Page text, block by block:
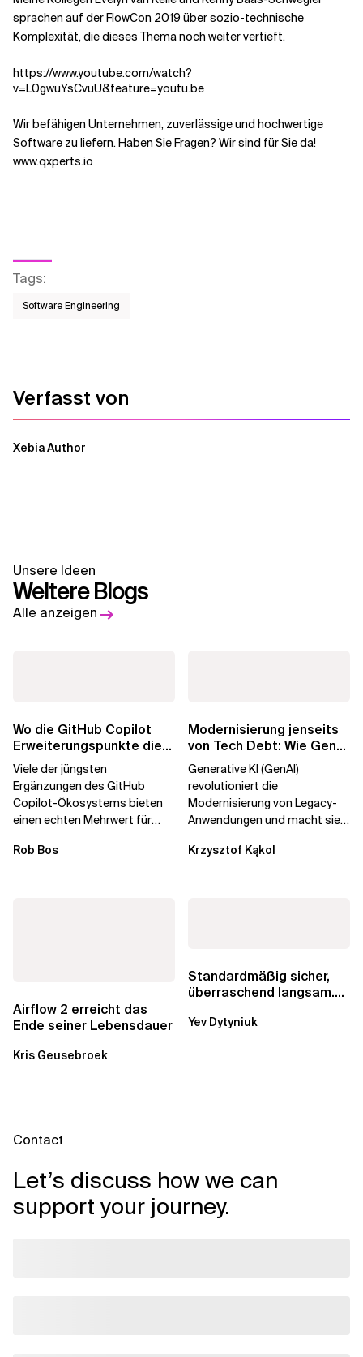
sprachen auf der FlowCon 2019 über sozio-technische
Komplexität, die dieses Thema noch weiter vertieft.
https://www.youtube.com/watch?
v=L0gwuYsCvuU&feature=youtu.be
Wir befähigen Unternehmen, zuverlässige und hochwertige
Software zu liefern. Haben Sie Fragen? Wir sind für Sie da!
www.qxperts.io
Tags:
Software Engineering
Verfasst von
Xebia Author
Unsere Ideen
Weitere Blogs
Alle anzeigen
Wo die GitHub Copilot
Erweiterungspunkte die
Governance brechen
Viele der jüngsten
Ergänzungen des GitHub
Copilot-Ökosystems bieten
einen echten Mehrwert für
aber auch die...
Rob Bos
Modernisierung jenseits
von Tech Debt: Wie GenAI
die
Generative KI (GenAI)
revolutioniert die
Modernisierung von Legacy-
Anwendungen und macht sie
Durch die Automatisierung...
Krzysztof Kąkol
Airflow 2 erreicht das
Ende seiner Lebensdauer
Kris Geusebroek
Standardmäßig sicher,
überraschend langsam.
über die RDS...
Yev Dytyniuk
Contact
Let’s discuss how we can
support your journey.